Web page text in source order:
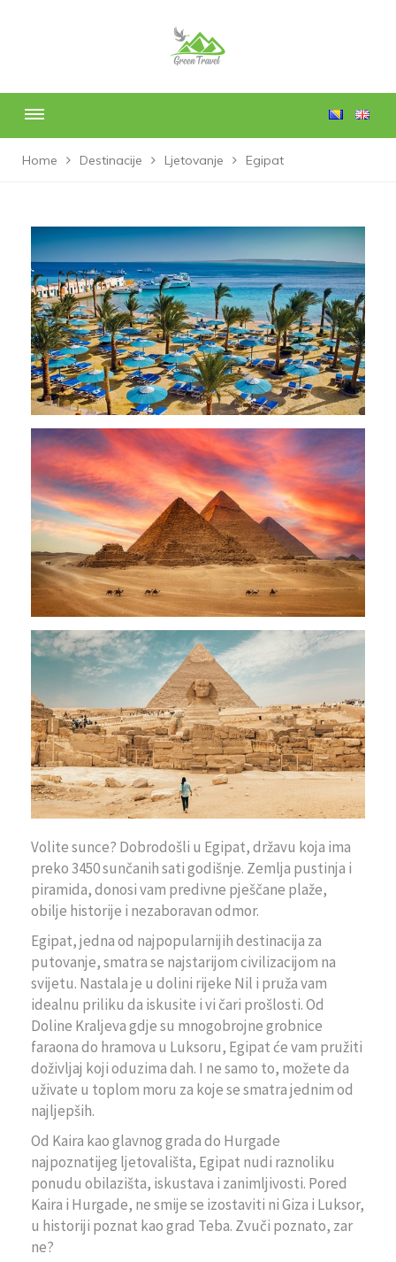
Home Destinacije Ljetovanje Egipat
Volite sunce? Dobrodošli u Egipat, državu koja ima
preko 3450 sunčanih sati godišnje. Zemlja pustinja i
piramida, donosi vam predivne pješčane plaže,
obilje historije i nezaboravan odmor.
Egipat, jedna od najpopularnijih destinacija za
putovanje, smatra se najstarijom civilizacijom na
svijetu. Nastala je u dolini rijeke Nil i pruža vam
idealnu priliku da iskusite i vi čari prošlosti. Od
Doline Kraljeva gdje su mnogobrojne grobnice
faraona do hramova u Luksoru, Egipat će vam pružiti
doživljaj koji oduzima dah. I ne samo to, možete da
uživate u toplom moru za koje se smatra jednim od
najljepših.
Od Kaira kao glavnog grada do Hurgade
najpoznatijeg ljetovališta, Egipat nudi raznoliku
ponudu obilazišta, iskustava i zanimljivosti. Pored
Kaira i Hurgade, ne smije se izostaviti ni Giza i Luksor,
u historiji poznat kao grad Teba. Zvuči poznato, zar
ne?